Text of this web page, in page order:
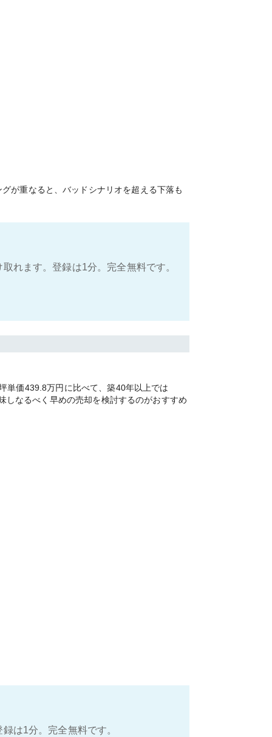
が重なると、バッドシナリオを超える下落も
れます。登録は1分。完全無料です。
単価439.8万円に比べて、築40年以上では
なるべく早めの売却を検討するのがおすすめ
は1分。完全無料です。